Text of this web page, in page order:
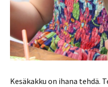
Kesäkakku on ihana tehdä.